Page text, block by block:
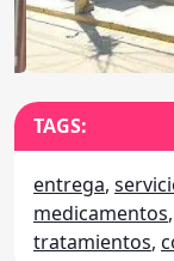
TAGS:
entrega,
medicamentos,
tratamientos,